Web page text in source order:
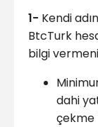
1- Kendi
BtcTurk
bilgi
dahi
çekme